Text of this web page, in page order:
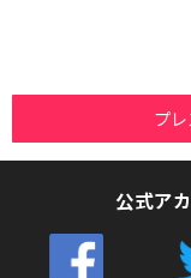
プ
公式ア